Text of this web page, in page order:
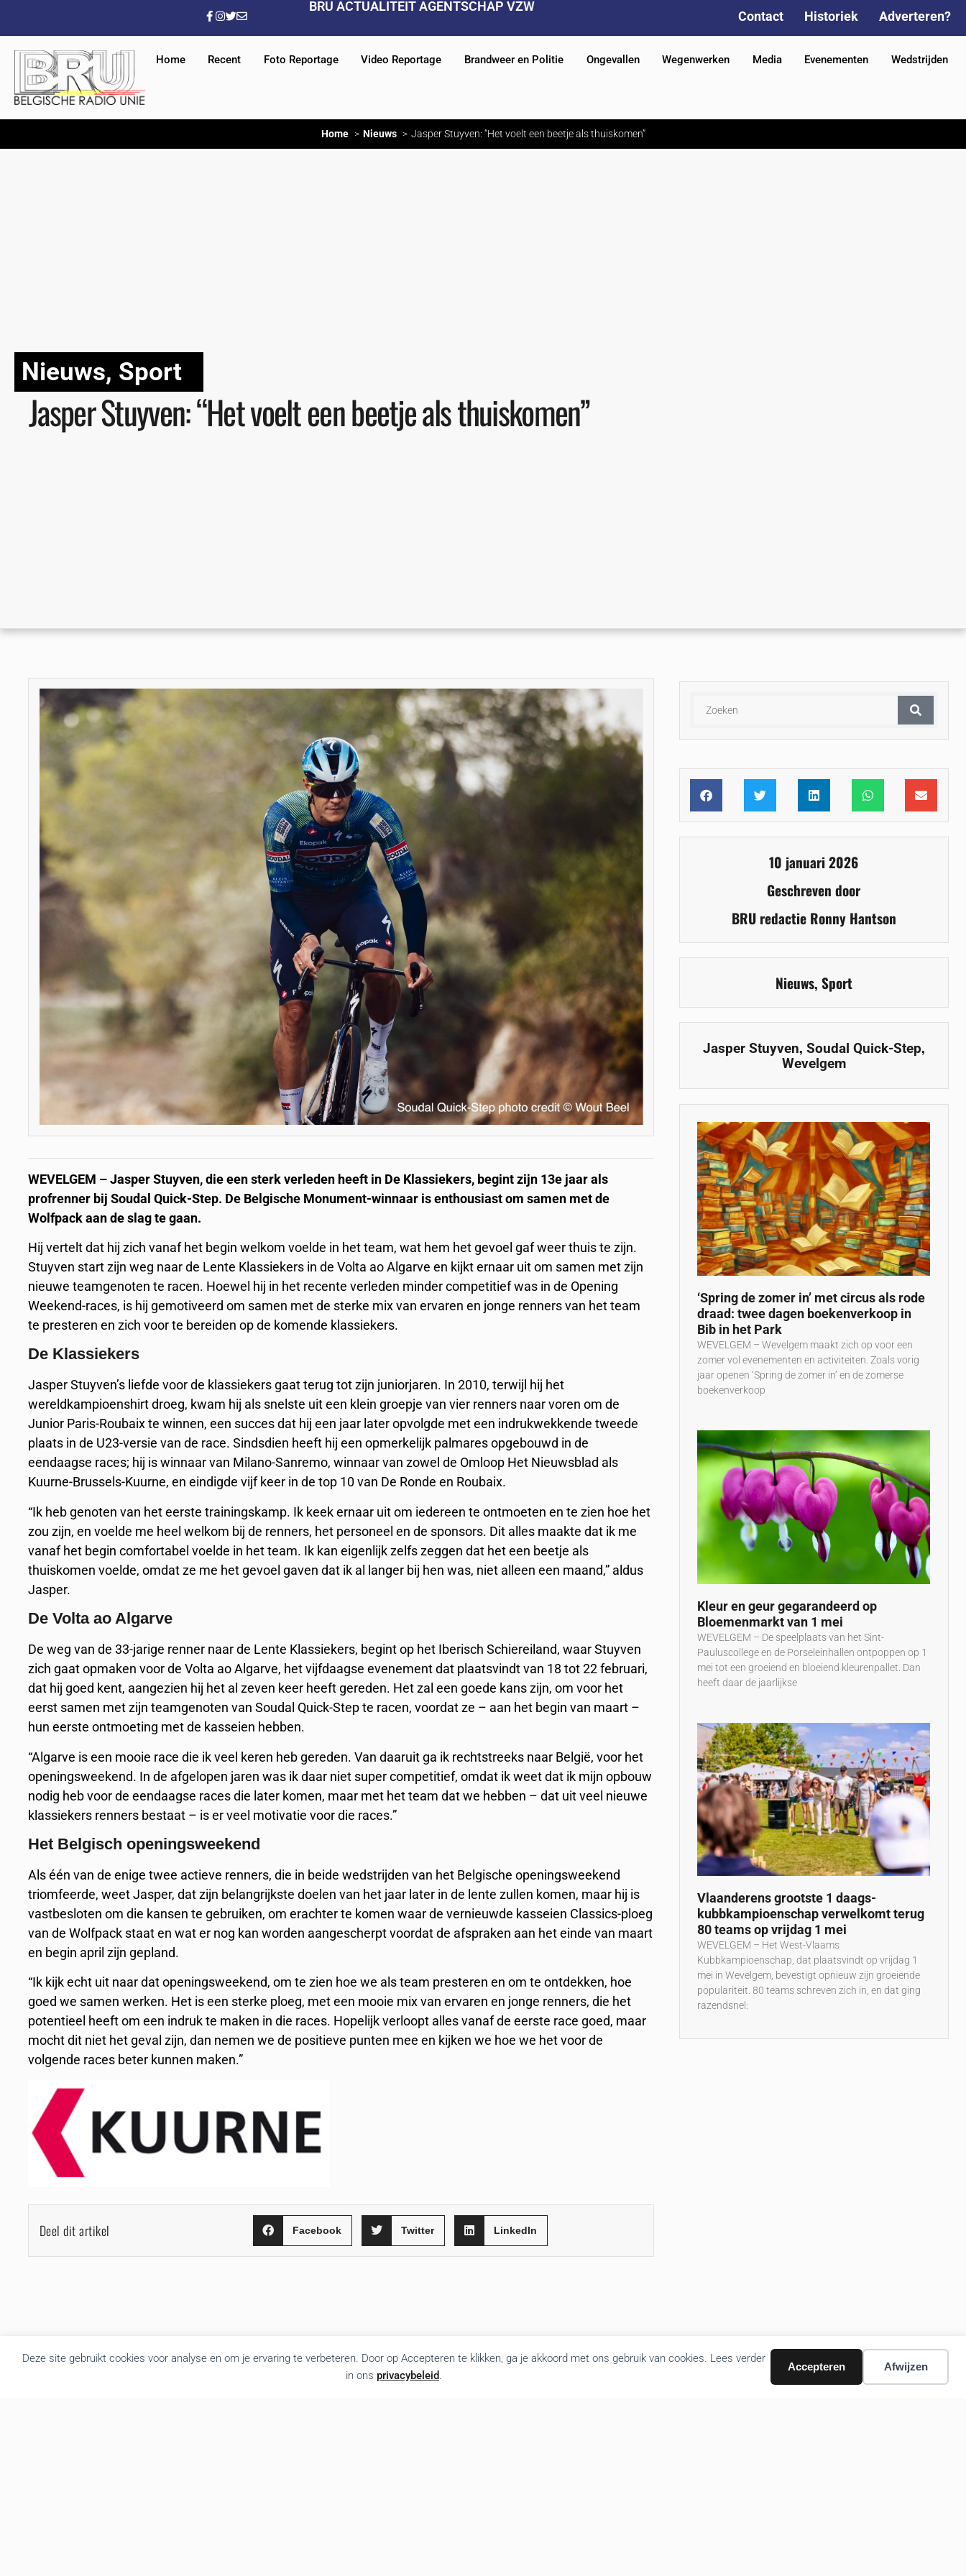
Deze site gebruikt cookies voor analyse en om je ervaring te verbeteren. Door op Accepteren te klikken, ga je akkoord met ons gebruik van cookies. Lees verder
in ons privacybeleid.
Accepteren Afwijzen
BRU ACTUALITEIT AGENTSCHAP VZW
Contact Historiek Adverteren?
Home Recent Foto Reportage Video Reportage Brandweer en Politie Ongevallen Wegenwerken Media Evenementen Wedstrijden
Home Nieuws Jasper Stuyven: “Het voelt een beetje als thuiskomen”
Nieuws, Sport
Jasper Stuyven: “Het voelt een beetje als thuiskomen”
WEVELGEM – Jasper Stuyven, die een sterk verleden heeft in De Klassiekers, begint zijn 13e jaar als
profrenner bij Soudal Quick-Step. De Belgische Monument-winnaar is enthousiast om samen met de
Wolfpack aan de slag te gaan.
Hij vertelt dat hij zich vanaf het begin welkom voelde in het team, wat hem het gevoel gaf weer thuis te zijn.
Stuyven start zijn weg naar de Lente Klassiekers in de Volta ao Algarve en kijkt ernaar uit om samen met zijn
nieuwe teamgenoten te racen. Hoewel hij in het recente verleden minder competitief was in de Opening
Weekend-races, is hij gemotiveerd om samen met de sterke mix van ervaren en jonge renners van het team
te presteren en zich voor te bereiden op de komende klassiekers.
De Klassiekers
Jasper Stuyven’s liefde voor de klassiekers gaat terug tot zijn juniorjaren. In 2010, terwijl hij het
wereldkampioenshirt droeg, kwam hij als snelste uit een klein groepje van vier renners naar voren om de
Junior Paris-Roubaix te winnen, een succes dat hij een jaar later opvolgde met een indrukwekkende tweede
plaats in de U23-versie van de race. Sindsdien heeft hij een opmerkelijk palmares opgebouwd in de
eendaagse races; hij is winnaar van Milano-Sanremo, winnaar van zowel de Omloop Het Nieuwsblad als
Kuurne-Brussels-Kuurne, en eindigde vijf keer in de top 10 van De Ronde en Roubaix.
“Ik heb genoten van het eerste trainingskamp. Ik keek ernaar uit om iedereen te ontmoeten en te zien hoe het
zou zijn, en voelde me heel welkom bij de renners, het personeel en de sponsors. Dit alles maakte dat ik me
vanaf het begin comfortabel voelde in het team. Ik kan eigenlijk zelfs zeggen dat het een beetje als
thuiskomen voelde, omdat ze me het gevoel gaven dat ik al langer bij hen was, niet alleen een maand,” aldus
Jasper.
De Volta ao Algarve
De weg van de 33-jarige renner naar de Lente Klassiekers, begint op het Iberisch Schiereiland, waar Stuyven
zich gaat opmaken voor de Volta ao Algarve, het vijfdaagse evenement dat plaatsvindt van 18 tot 22 februari,
dat hij goed kent, aangezien hij het al zeven keer heeft gereden. Het zal een goede kans zijn, om voor het
eerst samen met zijn teamgenoten van Soudal Quick-Step te racen, voordat ze – aan het begin van maart –
hun eerste ontmoeting met de kasseien hebben.
“Algarve is een mooie race die ik veel keren heb gereden. Van daaruit ga ik rechtstreeks naar België, voor het
openingsweekend. In de afgelopen jaren was ik daar niet super competitief, omdat ik weet dat ik mijn opbouw
nodig heb voor de eendaagse races die later komen, maar met het team dat we hebben – dat uit veel nieuwe
klassiekers renners bestaat – is er veel motivatie voor die races.”
Het Belgisch openingsweekend
Als één van de enige twee actieve renners, die in beide wedstrijden van het Belgische openingsweekend
triomfeerde, weet Jasper, dat zijn belangrijkste doelen van het jaar later in de lente zullen komen, maar hij is
vastbesloten om die kansen te gebruiken, om erachter te komen waar de vernieuwde kasseien Classics-ploeg
van de Wolfpack staat en wat er nog kan worden aangescherpt voordat de afspraken aan het einde van maart
en begin april zijn gepland.
“Ik kijk echt uit naar dat openingsweekend, om te zien hoe we als team presteren en om te ontdekken, hoe
goed we samen werken. Het is een sterke ploeg, met een mooie mix van ervaren en jonge renners, die het
potentieel heeft om een indruk te maken in die races. Hopelijk verloopt alles vanaf de eerste race goed, maar
mocht dit niet het geval zijn, dan nemen we de positieve punten mee en kijken we hoe we het voor de
volgende races beter kunnen maken.”
Deel dit artikel Facebook Twitter LinkedIn
10 januari 2026
Geschreven door
BRU redactie Ronny Hantson
Nieuws, Sport
Jasper Stuyven, Soudal Quick-Step,
Wevelgem
‘Spring de zomer in’ met circus als rode
draad: twee dagen boekenverkoop in
Bib in het Park
WEVELGEM – Wevelgem maakt zich op voor een
zomer vol evenementen en activiteiten. Zoals vorig
jaar openen ‘Spring de zomer in’ en de zomerse
boekenverkoop
Kleur en geur gegarandeerd op
Bloemenmarkt van 1 mei
WEVELGEM – De speelplaats van het Sint-
Pauluscollege en de Porseleinhallen ontpoppen op 1
mei tot een groeiend en bloeiend kleurenpallet. Dan
heeft daar de jaarlijkse
Vlaanderens grootste 1 daags-
kubbkampioenschap verwelkomt terug
80 teams op vrijdag 1 mei
WEVELGEM – Het West-Vlaams
Kubbkampioenschap, dat plaatsvindt op vrijdag 1
mei in Wevelgem, bevestigt opnieuw zijn groeiende
populariteit. 80 teams schreven zich in, en dat ging
razendsnel: